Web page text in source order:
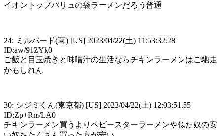
イオントップバリュの袋ラーメンだろう普通
24: ミルバード(茸) [US] 2023/04/22(土) 11:53:32.28
ID:aw/91ZYk0
ご飯と目玉焼きと味噌汁の生活ならチキンラーメンはご馳走
かもしれん
30: シジミくん(東京都) [US] 2023/04/22(土) 12:03:51.55
ID:Zp+Rm/LA0
チキンラーメン買うよりベビースターラーメンや似た奴の安